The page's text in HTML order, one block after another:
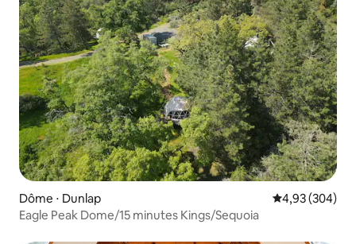
Dôme ⋅ Dunlap Évaluation
4,93 (304)
Eagle Peak Dome/15 minutes Kings/Sequoia